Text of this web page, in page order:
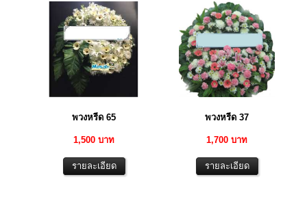
พวงหรีด 65
1,500 บาท
พวงหรีด 37
1,700 บาท